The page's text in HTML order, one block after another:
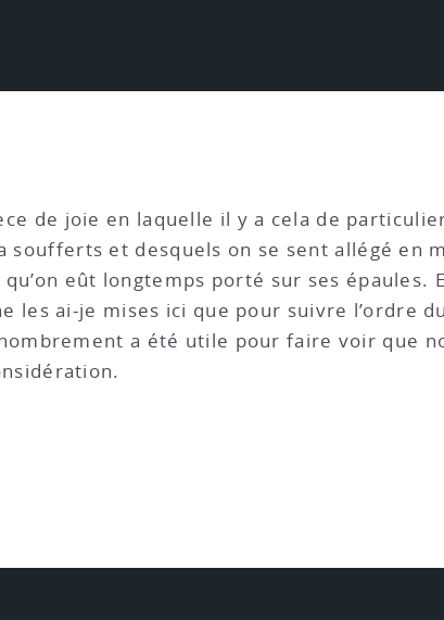
de joie en laquelle il y a cela de
soufferts et desquels on se sent allégé en
eût longtemps porté sur ses épaules.
les ai-je mises ici que pour suivre l’ordre
a été utile pour faire voir que